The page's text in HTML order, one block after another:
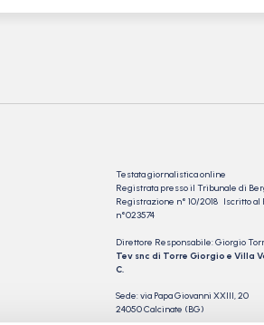
Testata giornalistica online
Registrata presso il Tribunale di
Registrazione n° 10/2018 Iscritto al
n°023574
Direttore Responsabile: Giorgio
Tev snc di Torre Giorgio e Villa
C.
Sede: via Papa Giovanni XXIII, 20
24050 Calcinate (BG)